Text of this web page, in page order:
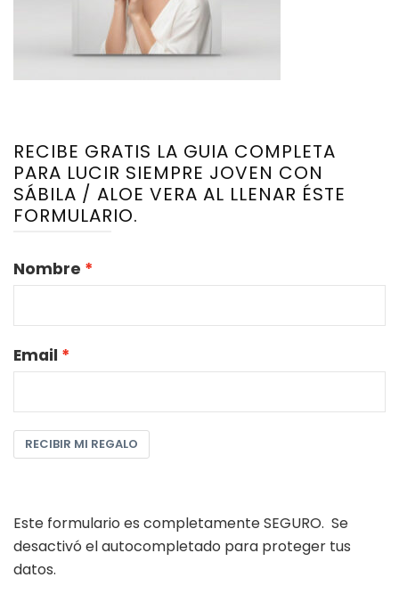
RECIBE GRATIS LA GUIA COMPLETA
PARA LUCIR SIEMPRE JOVEN CON
SÁBILA / ALOE VERA AL LLENAR ÉSTE
FORMULARIO.
Nombre
Email
RECIBIR MI REGALO
Este formulario es completamente SEGURO. Se
desactivó el autocompletado para proteger tus
datos.